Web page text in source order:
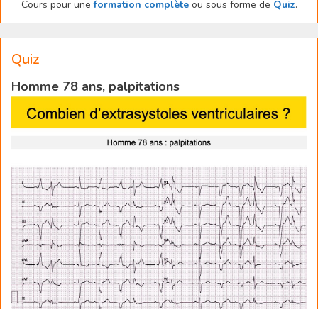
Cours pour uneformation complèteou sous forme de Quiz.
Quiz
Homme 78 ans, palpitations